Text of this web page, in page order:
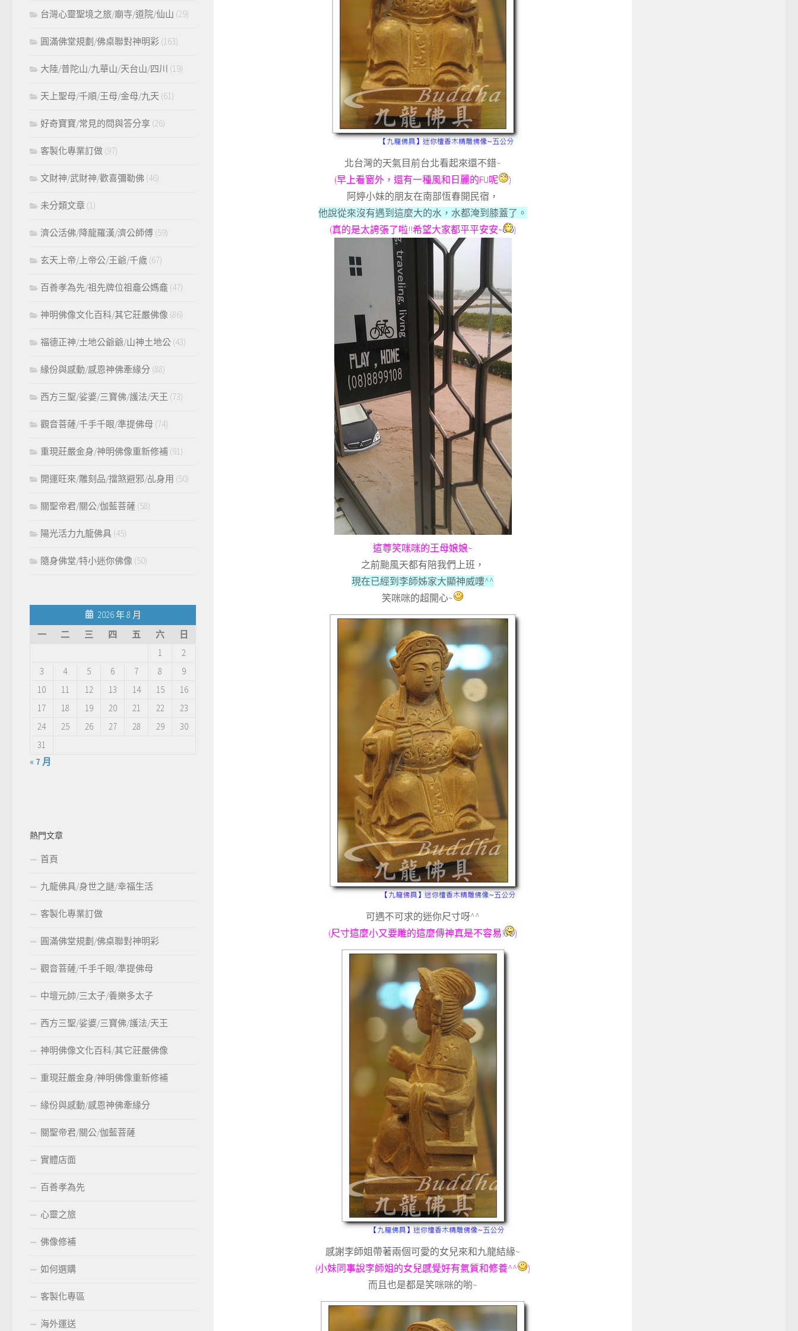
北台灣的天氣目前台北看起來還不錯~
(早上看窗外，還有一種風和日麗的FU呢
)
阿婷小妹的朋友在南部恆春開民宿，
他說從來沒有遇到這麼大的水，水都淹到膝蓋了。
(真的是太誇張了啦!!希望大家都平平安安~
)
這尊笑咪咪的王母娘娘~
之前颱風天都有陪我們上班，
現在已經到李師姊家大顯神威嘍^^
笑咪咪的超開心~
可遇不可求的迷你尺寸呀^^
(尺寸這麼小又要雕的這麼傳神真是不容易!
)
感謝李師姐帶著兩個可愛的女兒來和九龍結緣~
(小妹同事說李師姐的女兒感覺好有氣質和修養^^
)
而且也是都是笑咪咪的喲~
台灣心靈聖境之旅/廟寺/道院/仙山 (29)
圓滿佛堂規劃/佛桌聯對神明彩 (163)
大陸/普陀山/九華山/天台山/四川 (19)
天上聖母/千順/王母/金母/九天 (61)
好奇寶寶/常見的問與答分享 (26)
客製化專業訂做 (97)
文財神/武財神/歡喜彌勒佛 (46)
未分類文章 (1)
濟公活佛/降龍羅漢/濟公師傅 (59)
玄天上帝/上帝公/王爺/千歲 (67)
百善孝為先/祖先牌位祖龕公媽龕 (47)
神明佛像文化百科/其它莊嚴佛像 (86)
福德正神/土地公爺爺/山神土地公 (43)
緣份與感動/感恩神佛牽緣分 (88)
西方三聖/娑婆/三寶佛/護法/天王 (73)
觀音菩薩/千手千眼/準提佛母 (74)
重現莊嚴金身/神明佛像重新修補 (91)
開運旺來/雕刻品/擋煞避邪/乩身用 (50)
關聖帝君/關公/伽藍菩薩 (58)
陽光活力九龍佛具 (45)
隨身佛堂/特小迷你佛像 (50)
2026 年 8 月
一
二 三 四 五 六
日
1
2
3
4 5 6 7 8
9
10
11 12 13 14 15
16
17
18 19 20 21 22
23
24
25 26 27 28 29
30
31
« 7 月
熱門文章
首頁
九龍佛具/身世之謎/幸福生活
客製化專業訂做
圓滿佛堂規劃/佛桌聯對神明彩
觀音菩薩/千手千眼/準提佛母
中壇元帥/三太子/養樂多太子
西方三聖/娑婆/三寶佛/護法/天王
神明佛像文化百科/其它莊嚴佛像
重現莊嚴金身/神明佛像重新修補
緣份與感動/感恩神佛牽緣分
關聖帝君/關公/伽藍菩薩
實體店面
百善孝為先
心靈之旅
佛像修補
如何選購
客製化專區
海外運送